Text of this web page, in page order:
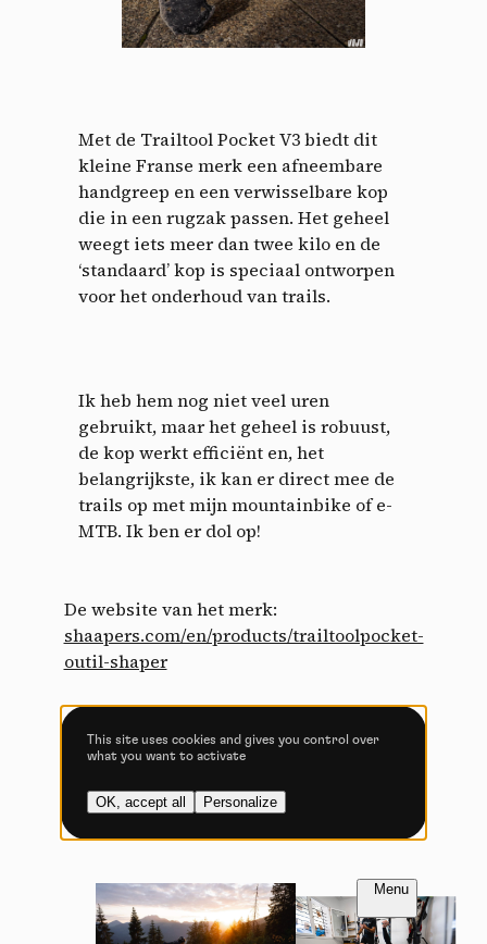
Met de Trailtool Pocket V3 biedt dit
kleine Franse merk een afneembare
handgreep en een verwisselbare kop
die in een rugzak passen. Het geheel
weegt iets meer dan twee kilo en de
‘standaard’ kop is speciaal ontworpen
voor het onderhoud van trails.
Ik heb hem nog niet veel uren
gebruikt, maar het geheel is robuust,
de kop werkt efficiënt en, het
belangrijkste, ik kan er direct mee de
trails op met mijn mountainbike of e-
MTB. Ik ben er dol op!
De website van het merk:
shaapers.com/en/products/trailtoolpocket-
outil-shaper
Verhalen vertellen
Cookies management
panel
Privacy policy
Allow all cookies Deny all cookies
Videos
Video sharing services help to add rich media on the
site and increase its visibility.
Vimeo disallowed -This service can
Allow Deny
YouTube disallowed
install 4 cookies.
This site uses cookies and gives you control over
what you want to activate
OK, accept all Personalize